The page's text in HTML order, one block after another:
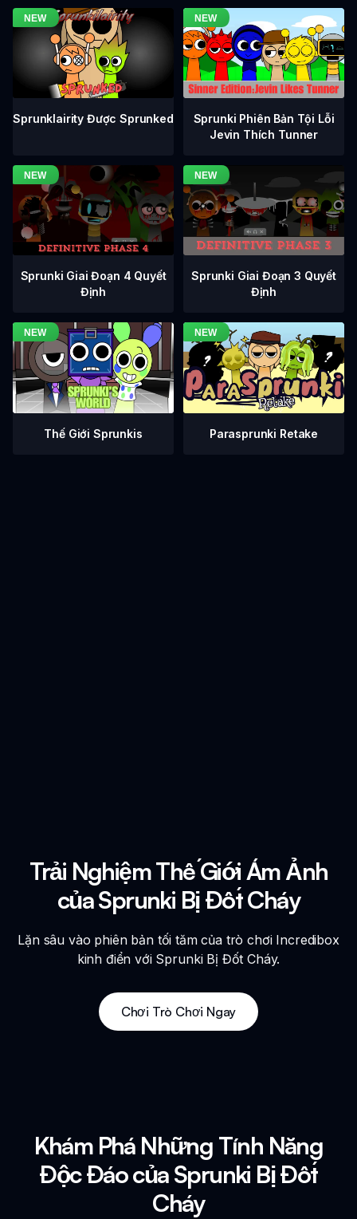
Sprunklairity Được Sprunked
Sprunki Phiên Bản Tội Lỗi
Jevin Thích Tunner
Sprunki Giai Đoạn 4 Quyết
Định
Sprunki Giai Đoạn 3 Quyết
Định
Thế Giới Sprunkis Parasprunki Retake
Trải Nghiệm Thế Giới Ám Ảnh
của Sprunki Bị Đốt Cháy
Lặn sâu vào phiên bản tối tăm của trò chơi Incredibox
kinh điển với Sprunki Bị Đốt Cháy.
Chơi Trò Chơi Ngay
Khám Phá Những Tính Năng
Độc Đáo của Sprunki Bị Đốt
Cháy